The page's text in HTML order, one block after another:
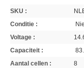
SKU :
Conditie :
Voltage :
Capaciteit :
Aantal cellen :
8